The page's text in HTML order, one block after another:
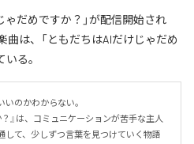
ゃだめですか？」が配信開始され
は、「ともだちはAIだけじゃだめ
る。
のかわからない。
』は、コミュニケーションが苦手な主人
して、少しずつ言葉を見つけていく物語